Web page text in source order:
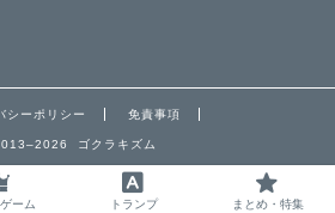
シーポリシー 免責事項
ゴクラキズム
ーム トランプ まとめ・特集